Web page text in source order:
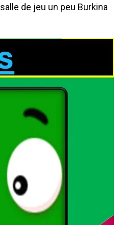
de jeu un peu Burkina